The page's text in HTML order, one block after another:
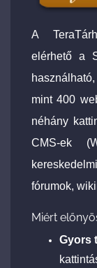
A
elérhető a
mint 400
néhány
CMS-ek
fórumok,
Miért
Gyors